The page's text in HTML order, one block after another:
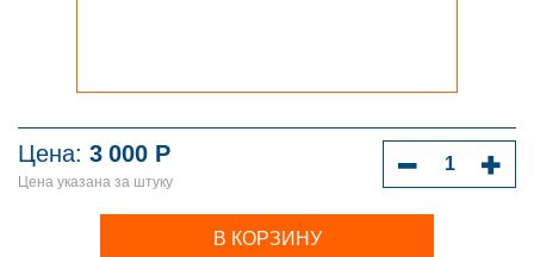
Цена: 3 000 Р
Цена указана за штуку
В КОРЗИНУ